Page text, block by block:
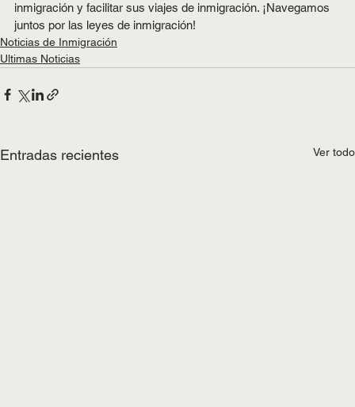
inmigración y facilitar sus viajes de inmigración. ¡Navegamos
juntos por las leyes de inmigración!
Noticias de Inmigración
Ultimas Noticias
Entradas recientes Ver todo